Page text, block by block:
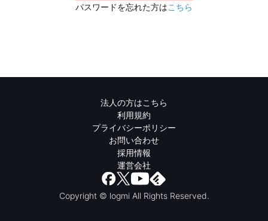
パスワードを忘れた方はこちら
法人の方はこちら
利用規約
プライバシーポリシー
お問い合わせ
採用情報
運営会社
Copyright © logmi All Rights Reserved.